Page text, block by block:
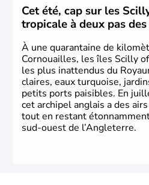
L'Angleterre est l’une des
Royaume-Uni. Elle est
d’habitants, les Anglais, et
84% de la population de
Xème siècle et tient son
germanique installé sur ces
parlementaire au monde, elle
l’essor industriel du XIXème
Cet été, cap sur les
tropicale à deux pas
À une quarantaine de
Cornouailles, les îles Scilly
les plus inattendus du
claires, eaux turquoise,
petits ports paisibles. En
cet archipel anglais a des
tout en restant
sud-ouest de l’Angleterre.